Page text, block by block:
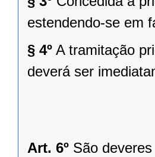
estendendo-se em
§ 4º A tramitação
deverá ser
Art. 6º São